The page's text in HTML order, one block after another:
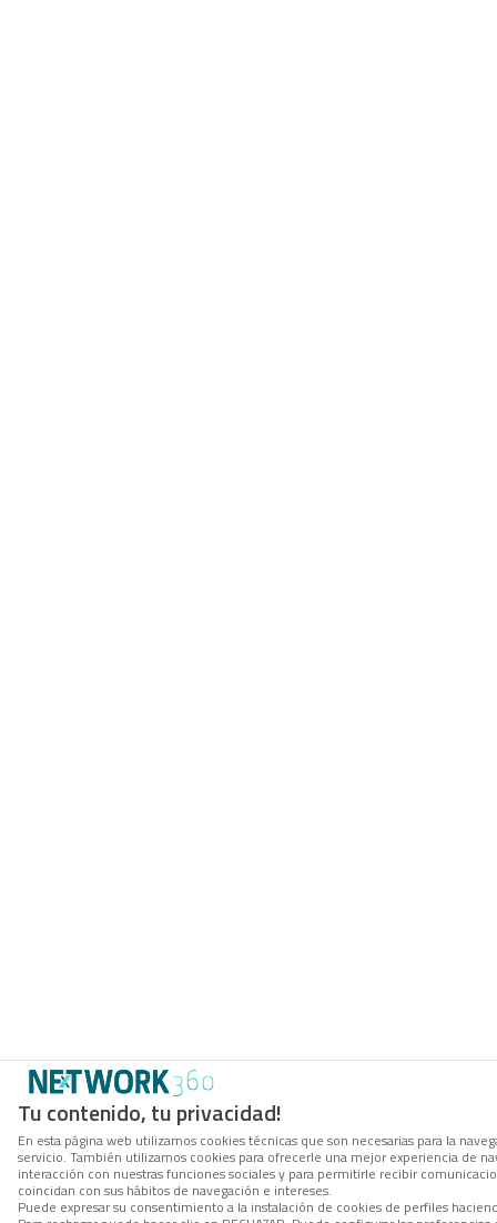
Tu contenido, tu privacidad!
En esta página web utilizamos cookies técnicas que son necesarias para la
servicio. También utilizamos cookies para ofrecerle una mejor experiencia de
interacción con nuestras funciones sociales y para permitirle recibir
coincidan con sus hábitos de navegación e intereses.
Puede expresar su consentimiento a la instalación de cookies de perfiles